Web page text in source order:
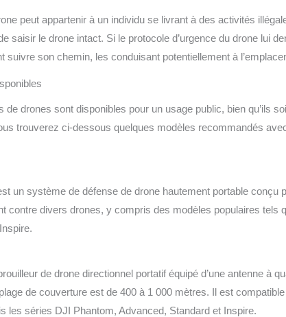
peut appartenir à un individu se livrant à des activités
saisir le drone intact. Si le protocole d’urgence du drone lui
suivre son chemin, les conduisant potentiellement à
de drones sont disponibles pour un usage public, bien qu’ils
trouverez ci-dessous quelques modèles recommandés
un système de défense de drone hautement portable conçu
contre divers drones, y compris des modèles populaires tels
de drone directionnel portatif équipé d’une antenne à
de couverture est de 400 à 1 000 mètres. Il est
les séries DJI Phantom, Advanced, Standard et Inspire.